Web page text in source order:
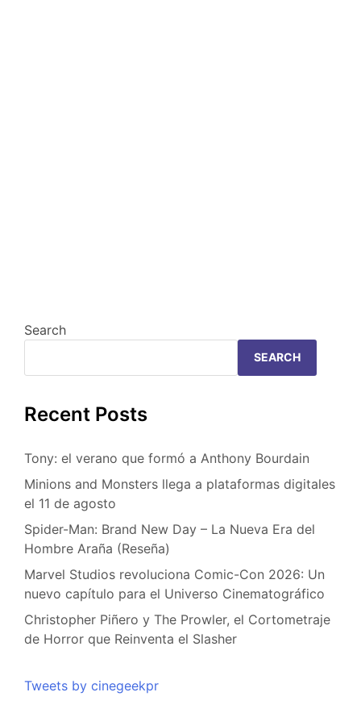
Search
SEARCH
Recent Posts
Tony: el verano que formó a Anthony Bourdain
Minions and Monsters llega a plataformas digitales
el 11 de agosto
Spider-Man: Brand New Day – La Nueva Era del
Hombre Araña (Reseña)
Marvel Studios revoluciona Comic-Con 2026: Un
nuevo capítulo para el Universo Cinematográfico
Christopher Piñero y The Prowler, el Cortometraje
de Horror que Reinventa el Slasher
Tweets by cinegeekpr